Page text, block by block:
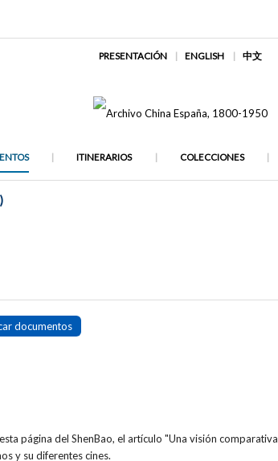
PRESENTACIÓN ENGLISH 中文
ITINERARIOS COLECCIONES
documentos
página del ShenBao, el artículo "Una visión
y su diferentes cines.